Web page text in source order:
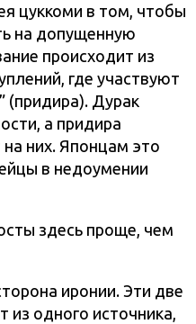
цуккоми в том, чтобы
на допущенную
происходит из
где участвуют
(придира). Дурак
а придира
на них. Японцам это
в недоумении
здесь проще, чем
иронии. Эти две
одного источника,